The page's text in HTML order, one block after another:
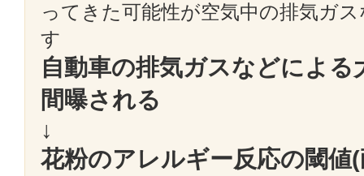
ってきた可能性が空気中の排気ガ
す
自動車の排気ガスなどによる
間曝される
↓
花粉のアレルギー反応の閾値